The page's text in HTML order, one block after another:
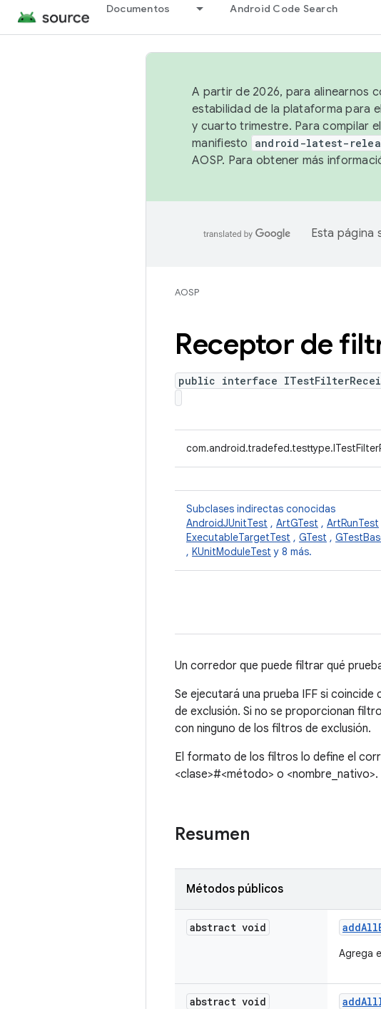
Documentos Android Code Search
A partir de 2026, para alinearnos
estabilidad de la plataforma para
y cuarto trimestre. Para compilar
manifiesto
android-latest-
AOSP. Para obtener más
Esta página
AOSP
Receptor de
public interface
Subclases indirectas conocidas
AndroidJUnitTest , ArtGTest , ArtRunTest
ExecutableTargetTest , GTest ,
, KUnitModuleTest y 8 más.
Un corredor que puede filtrar qué
Se ejecutará una prueba IFF si
de exclusión. Si no se proporcionan
con ninguno de los filtros de exclusión.
El formato de los filtros lo define el
<clase>#<método> o
Resumen
Métodos públicos
abstract void addAll
Agrega
abstract void addAll